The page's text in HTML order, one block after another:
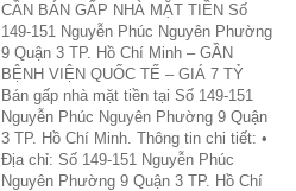
CẦN BÁN GẤP NHÀ MẶT TIỀN Số
149-151 Nguyễn Phúc Nguyên Phường
9 Quận 3 TP. Hồ Chí Minh – GẦN
BỆNH VIỆN QUỐC TẾ – GIÁ 7 TỶ
Bán gấp nhà mặt tiền tại Số 149-151
Nguyễn Phúc Nguyên Phường 9 Quận
3 TP. Hồ Chí Minh. Thông tin chi tiết: •
Địa chỉ: Số 149-151 Nguyễn Phúc
Nguyên Phường 9 Quận 3 TP. Hồ Chí